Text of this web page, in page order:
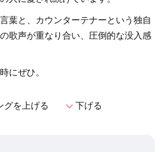
葉と、カウンターテナーという独自
歌声が重なり合い、圧倒的な没入感
にぜひ。
グを上げる expand_more下げる